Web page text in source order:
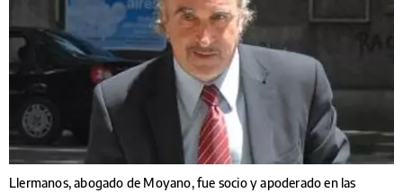
Llermanos, abogado de Moyano, fue socio y apoderado en las